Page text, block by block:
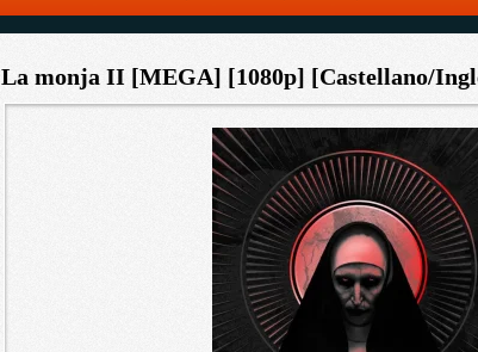
La monja II [MEGA] [1080p] [Castellano/